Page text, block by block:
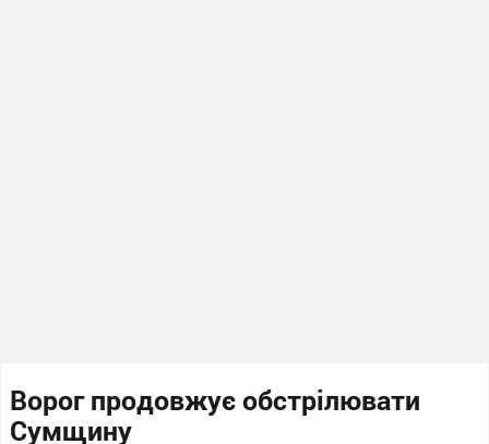
Ворог продовжує обстрілювати
Сумщину